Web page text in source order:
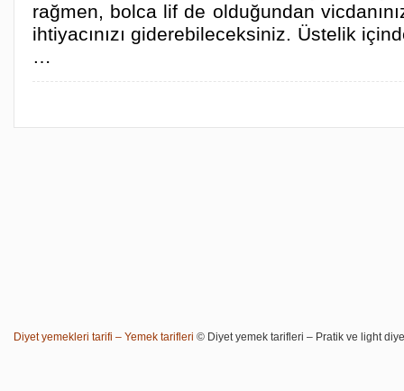
rağmen, bolca lif de olduğundan
ihtiyacınızı giderebileceksiniz. Üstelik
…
Diyet yemekleri tarifi – Yemek tarifleri © Diyet yemek tarifleri – Pratik ve light